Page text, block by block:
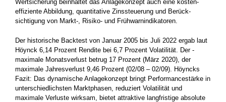
Wertsicherung beinhaltet das Anlagekonzept auch eine kosten­
effiziente Abbildung, quantitative Zinssteuerung und Berück­
sichtigung von Markt-, Risiko- und Frühwarnindikatoren.
Der historische Backtest von Januar 2005 bis Juli 2022 ergab laut
Höynck 6,14 Prozent Rendite bei 6,7 Prozent Volatilität. Der ­
maximale Monatsverlust betrug 17 Prozent (März 2020), der
maximale Jahresverlust 9,46 Prozent (02/08 – 02/09). Höyncks
Fazit: Das dynamische Anlagekonzept bringt Performancestärke in
­unterschiedlichsten Marktphasen, reduziert Volatilität und
maximale Verluste wirksam, bietet attraktive langfristige absolute